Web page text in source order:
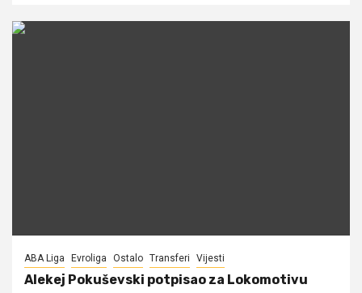
ABA Liga Evroliga Ostalo Transferi Vijesti
Alekej Pokuševski potpisao za Lokomotivu